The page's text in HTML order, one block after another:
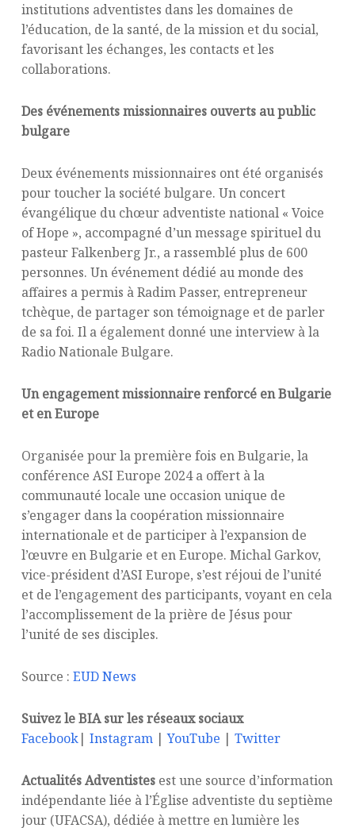
institutions adventistes dans les domaines de
l’éducation, de la santé, de la mission et du social,
favorisant les échanges, les contacts et les
collaborations.
Des événements missionnaires ouverts au public
bulgare
Deux événements missionnaires ont été organisés
pour toucher la société bulgare. Un concert
évangélique du chœur adventiste national « Voice
of Hope », accompagné d’un message spirituel du
pasteur Falkenberg Jr., a rassemblé plus de 600
personnes. Un événement dédié au monde des
affaires a permis à Radim Passer, entrepreneur
tchèque, de partager son témoignage et de parler
de sa foi. Il a également donné une interview à la
Radio Nationale Bulgare.
Un engagement missionnaire renforcé en Bulgarie
et en Europe
Organisée pour la première fois en Bulgarie, la
conférence ASI Europe 2024 a offert à la
communauté locale une occasion unique de
s’engager dans la coopération missionnaire
internationale et de participer à l’expansion de
l’œuvre en Bulgarie et en Europe. Michal Garkov,
vice-président d’ASI Europe, s’est réjoui de l’unité
et de l’engagement des participants, voyant en cela
l’accomplissement de la prière de Jésus pour
l’unité de ses disciples.
Source : EUD News
Suivez le BIA sur les réseaux sociaux
Facebook| Instagram|YouTube | Twitter
Actualités Adventistesest une source d’information
indépendante liée à l’Église adventiste du septième
jour (UFACSA), dédiée à mettre en lumière les